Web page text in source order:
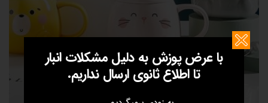
با عرض پوزش به دلیل مشکلات انبار
تا اطلاع ثانوی ارسال نداریم.